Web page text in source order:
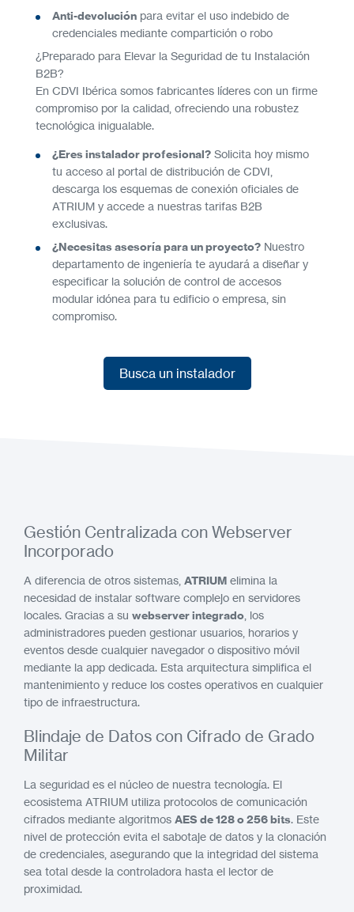
Anti-devolución para evitar el uso indebido de
credenciales mediante compartición o robo
¿Preparado para Elevar la Seguridad de tu Instalación
B2B?
En CDVI Ibérica somos fabricantes líderes con un firme
compromiso por la calidad, ofreciendo una robustez
tecnológica inigualable.
¿Eres instalador profesional? Solicita hoy mismo
tu acceso al portal de distribución de CDVI,
descarga los esquemas de conexión oficiales de
ATRIUM y accede a nuestras tarifas B2B
exclusivas.
¿Necesitas asesoría para un proyecto? Nuestro
departamento de ingeniería te ayudará a diseñar y
especificar la solución de control de accesos
modular idónea para tu edificio o empresa, sin
compromiso.
Busca un instalador
Gestión Centralizada con Webserver
Incorporado
A diferencia de otros sistemas, ATRIUM elimina la
necesidad de instalar software complejo en servidores
locales. Gracias a su webserver integrado , los
administradores pueden gestionar usuarios, horarios y
eventos desde cualquier navegador o dispositivo móvil
mediante la app dedicada. Esta arquitectura simplifica el
mantenimiento y reduce los costes operativos en cualquier
tipo de infraestructura.
Blindaje de Datos con Cifrado de Grado
Militar
La seguridad es el núcleo de nuestra tecnología. El
ecosistema ATRIUM utiliza protocolos de comunicación
cifrados mediante algoritmos AES de 128 o 256 bits. Este
nivel de protección evita el sabotaje de datos y la clonación
de credenciales, asegurando que la integridad del sistema
sea total desde la controladora hasta el lector de
proximidad.